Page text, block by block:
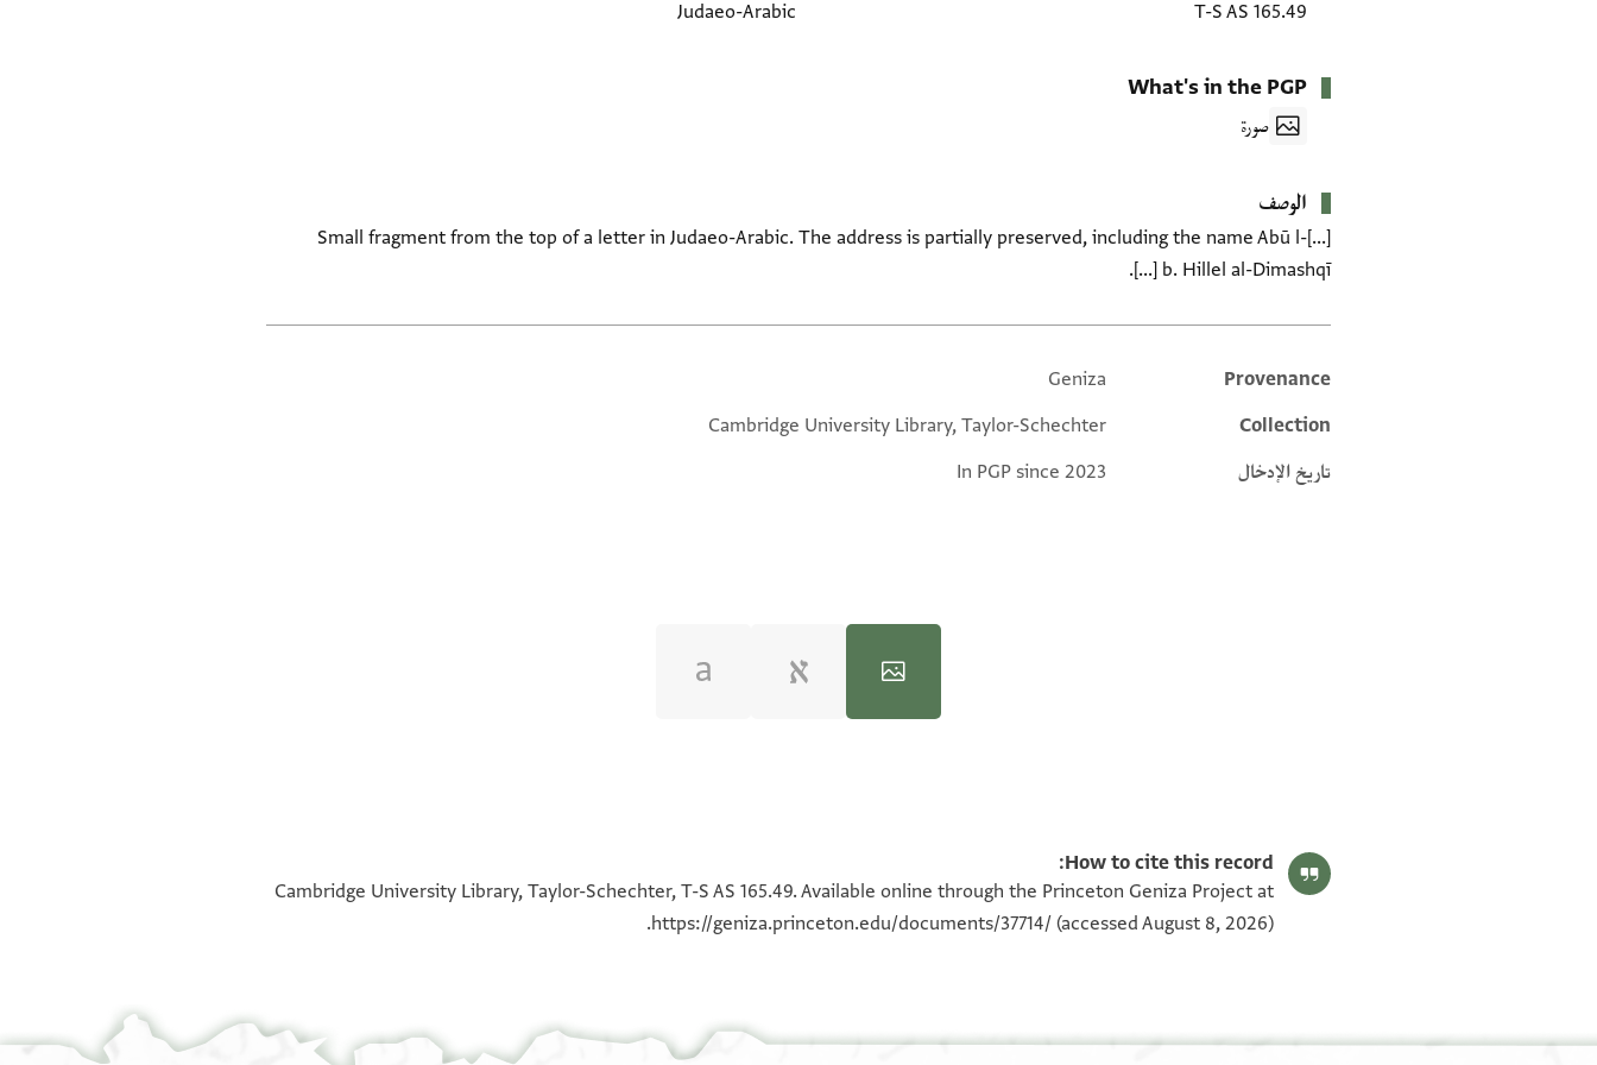
T-S AS 165.49
Judaeo-Arabic
What's in the PGP
صورة
الوصف
Small fragment from the top of a letter in Judaeo-Arabic. The address is partially preserved, including the name Abū l-[...]
[...] b. Hillel al-Dimashqī.
Additional metadata
Provenance
Geniza
Collection
Cambridge University Library, Taylor-Schechter
تاريخ الإدخال
In PGP since 2023
100%
100%
How to cite this record:
Cambridge University Library, Taylor-Schechter, T-S AS 165.49. Available online through the Princeton Geniza Project at
https://geniza.princeton.edu/documents/37714/ (accessed August 8, 2026).